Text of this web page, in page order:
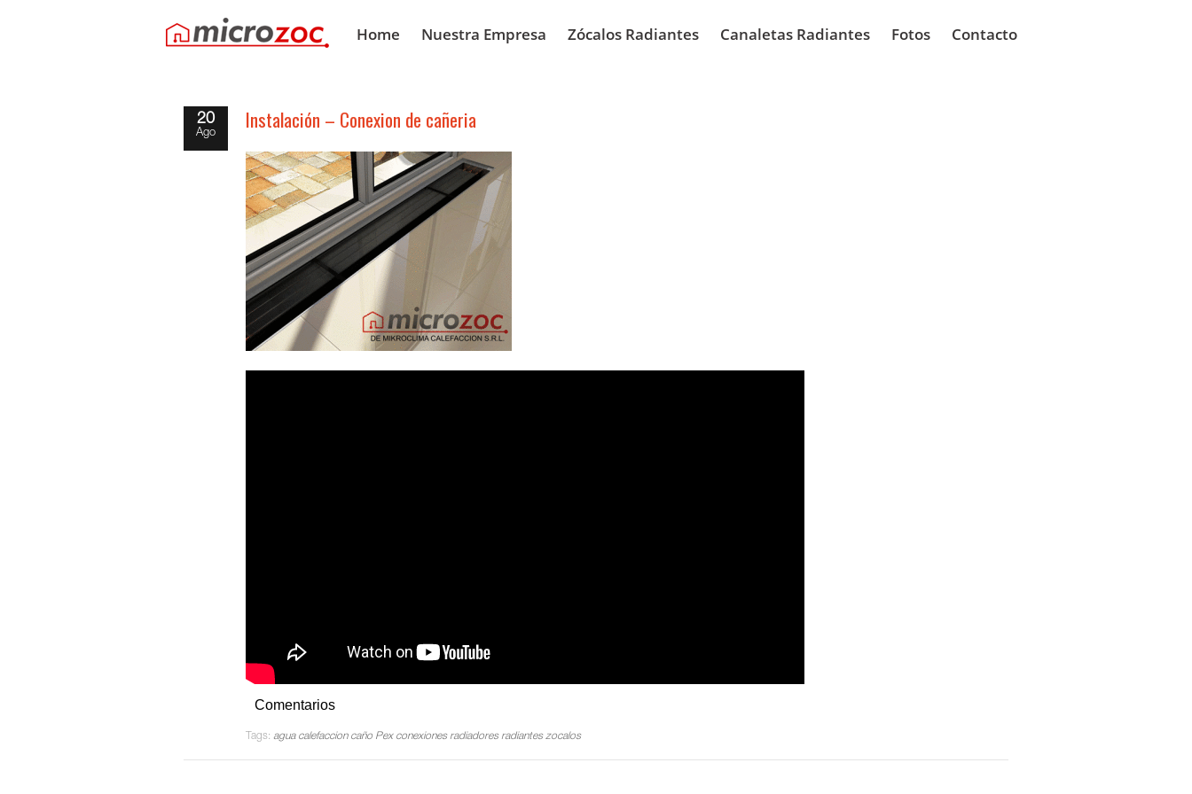
Home Nuestra Empresa Zócalos Radiantes Canaletas Radiantes Fotos Contacto
20
Ago
Instalación – Conexion de cañeria
Comentarios
Tags: agua calefaccion caño Pex conexiones radiadores radiantes zocalos